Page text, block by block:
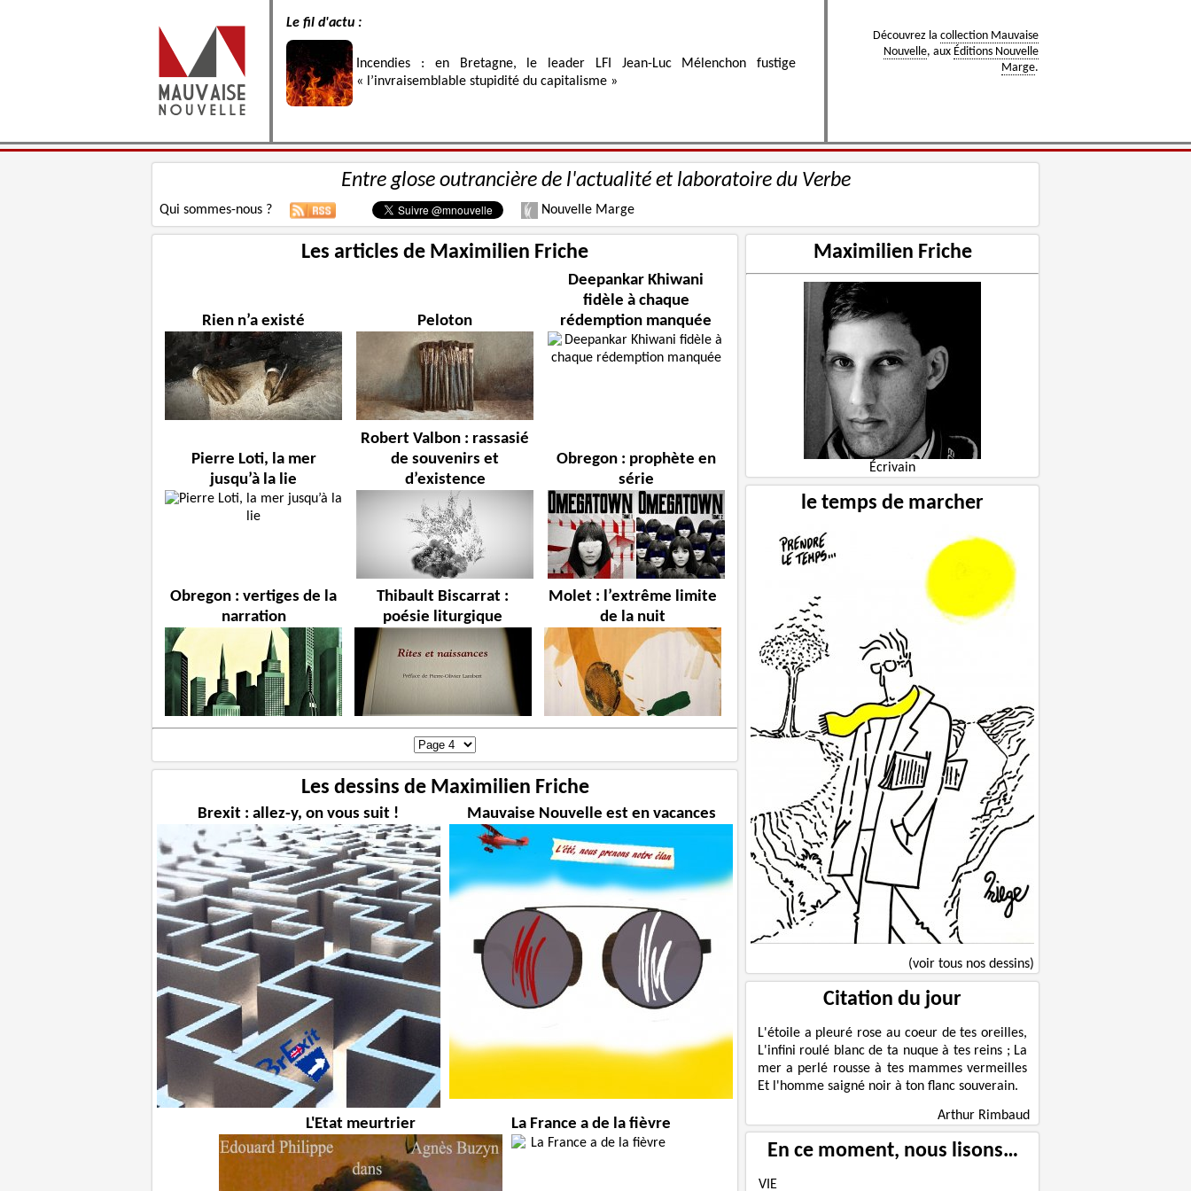
Le fil d'actu :
Incendies : en Bretagne, le leader LFI Jean-Luc Mélenchon fustige
« l’invraisemblable stupidité du capitalisme »
Découvrez la collection Mauvaise
Nouvelle, aux Éditions Nouvelle
Marge.
Entre glose outrancière de l'actualité et laboratoire du Verbe
Qui sommes-nous ? Nouvelle Marge
Les articles de Maximilien Friche
Rien n’a existé Peloton
Deepankar Khiwani
fidèle à chaque
rédemption manquée
Pierre Loti, la mer
jusqu’à la lie
Robert Valbon : rassasié
de souvenirs et
d’existence
Obregon : prophète en
série
Obregon : vertiges de la
narration
Thibault Biscarrat :
poésie liturgique
Molet : l’extrême limite
de la nuit
Les dessins de Maximilien Friche
Brexit : allez-y, on vous suit ! Mauvaise Nouvelle est en vacances
L'Etat meurtrier La France a de la fièvre
Maximilien Friche
Écrivain
le temps de marcher
(voir tous nos dessins)
Citation du jour
L'étoile a pleuré rose au coeur de tes oreilles,
L'infini roulé blanc de ta nuque à tes reins ; La
mer a perlé rousse à tes mammes vermeilles
Et l'homme saigné noir à ton flanc souverain.
Arthur Rimbaud
En ce moment, nous lisons…
VIE